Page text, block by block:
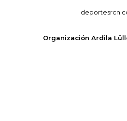
Organización Ardila